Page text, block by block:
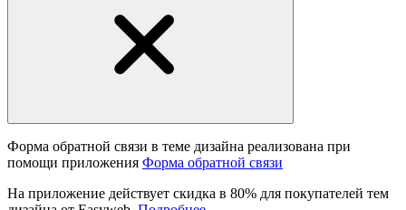
Форма обратной связи в теме дизайна реализована при
помощи приложения Форма обратной связи
На приложение действует скидка в 80% для покупателей тем